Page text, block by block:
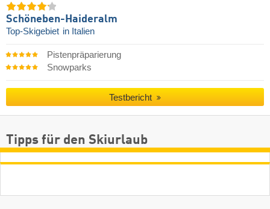
Schöneben-Haideralm
Top-Skigebiet in Italien
Pistenpräparierung
Snowparks
Testbericht
Tipps für den Skiurlaub